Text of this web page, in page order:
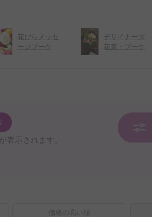
花びらメッセ
ージブーケ
デザイナーズ
花束・ブーケ
表示されます。
価格の高い順